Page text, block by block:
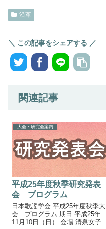
沿革
＼ この記事をシェアする ／
関連記事
大会・研究会案内
平成25年度秋季研究発表
会 プログラム
日本歌謡学会 平成25年度秋季大
会 プログラム 期日 平成25年
11月10日（日） 会場 清泉女子大